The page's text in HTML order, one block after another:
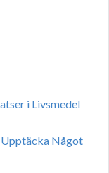
i Livsmedel
Något